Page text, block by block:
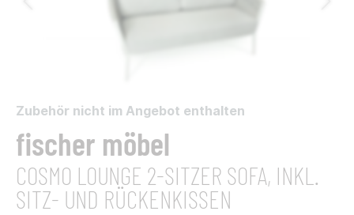
Zubehör nicht im Angebot enthalten
fischer möbel
COSMO LOUNGE 2-SITZER SOFA, INKL.
SITZ- UND RÜCKENKISSEN